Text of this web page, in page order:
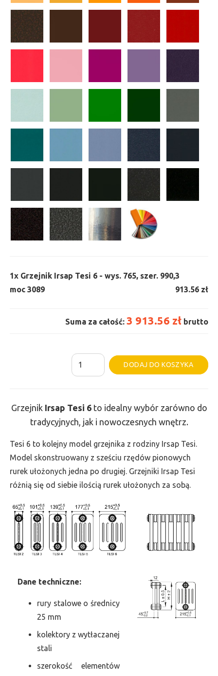
1x Grzejnik Irsap Tesi 6 - wys. 765, szer. 990,
moc 3089
3
913.56 zł
Suma za całość: 3 913.56 zł brutto
ilość
Grzejnik
-
wys.
765,
szer.
990,
3089
DODAJ DO KOSZYKA
Grzejnik Irsap Tesi 6to idealny wybór zarówno do
tradycyjnych, jak i nowoczesnych wnętrz.
Tesi 6 to kolejny model grzejnika z rodziny Irsap Tesi.
Model skonstruowany z sześciu rzędów pionowych
rurek ułożonych jedna po drugiej. Grzejniki Irsap Tesi
różnią się od siebie ilością rurek ułożonych za sobą.
Dane techniczne:
rury stalowe o średnicy
25 mm
kolektory z wytłaczanej
stali
szerokość elementów